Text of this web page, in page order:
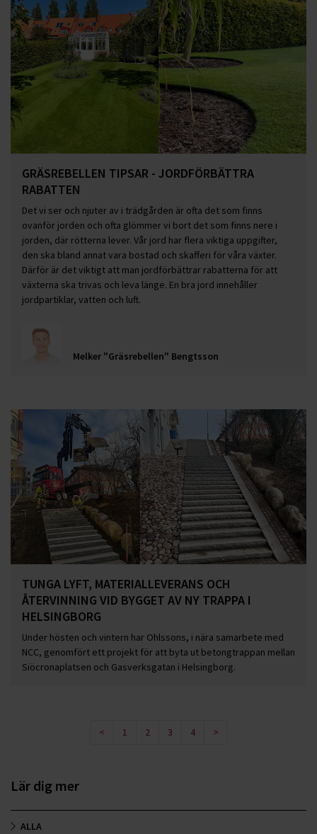
GRÄSREBELLEN TIPSAR - JORDFÖRBÄTTRA
RABATTEN
Det vi ser och njuter av i trädgården är ofta det som finns
ovanför jorden och ofta glömmer vi bort det som finns nere i
jorden, där rötterna lever. Vår jord har flera viktiga uppgifter,
den ska bland annat vara bostad och skafferi för våra växter.
Därför är det viktigt att man jordförbättrar rabatterna för att
växterna ska trivas och leva länge. En bra jord innehåller
jordpartiklar, vatten och luft.
Melker "Gräsrebellen" Bengtsson
TUNGA LYFT, MATERIALLEVERANS OCH
ÅTERVINNING VID BYGGET AV NY TRAPPA I
HELSINGBORG
Under hösten och vintern har Ohlssons, i nära samarbete med
NCC, genomfört ett projekt för att byta ut betongtrappan mellan
Siöcronaplatsen och Gasverksgatan i Helsingborg.
< 1 2 3 4 >
Lär dig mer
ALLA